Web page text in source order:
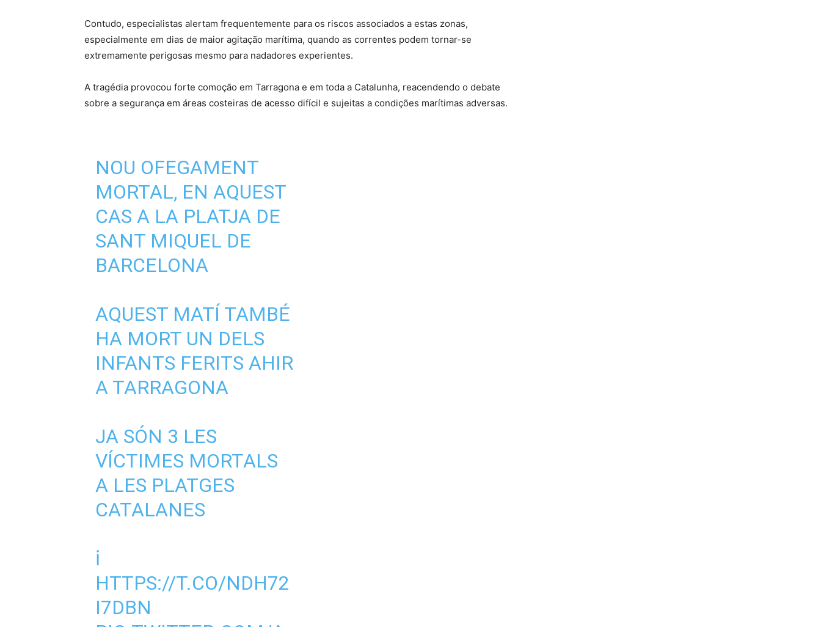
Contudo, especialistas alertam frequentemente para os riscos associados a estas zonas,
especialmente em dias de maior agitação marítima, quando as correntes podem tornar-se
extremamente perigosas mesmo para nadadores experientes.
A tragédia provocou forte comoção em Tarragona e em toda a Catalunha, reacendendo o debate
sobre a segurança em áreas costeiras de acesso difícil e sujeitas a condições marítimas adversas.
NOU OFEGAMENT
MORTAL, EN AQUEST
CAS A LA PLATJA DE
SANT MIQUEL DE
BARCELONA
AQUEST MATÍ TAMBÉ
HA MORT UN DELS
INFANTS FERITS AHIR
A TARRAGONA
JA SÓN 3 LES
VÍCTIMES MORTALS
A LES PLATGES
CATALANES
ℹ️
HTTPS://T.CO/NDH72
I7DBN